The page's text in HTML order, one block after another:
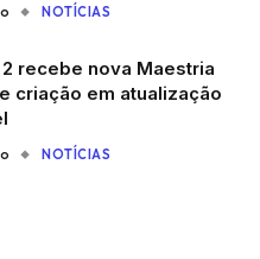
NOTÍCIAS
recebe nova Maestria
criação em atualização
NOTÍCIAS